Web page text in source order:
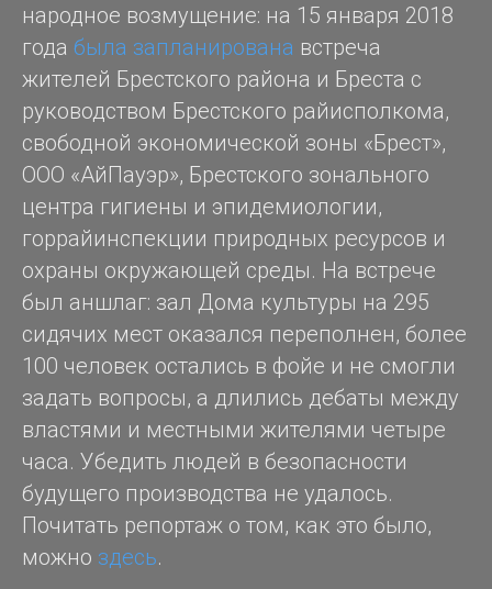
народное возмущение: на 15 января 2018
года была запланирована встреча
жителей Брестского района и Бреста с
руководством Брестского райисполкома,
свободной экономической зоны «Брест»,
ООО «АйПауэр», Брестского зонального
центра гигиены и эпидемиологии,
горрайинспекции природных ресурсов и
охраны окружающей среды. На встрече
был аншлаг: зал Дома культуры на 295
сидячих мест оказался переполнен, более
100 человек остались в фойе и не смогли
задать вопросы, а длились дебаты между
властями и местными жителями четыре
часа. Убедить людей в безопасности
будущего производства не удалось.
Почитать репортаж о том, как это было,
можно здесь.